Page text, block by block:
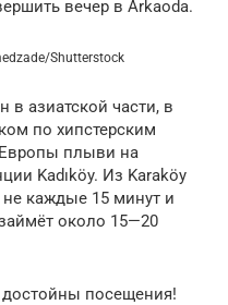
вечер в Arkaoda.
Shutterstock
в азиатской части, в
по хипстерским
плыви на
Kadıköy. Из Karaköy
каждые 15 минут и
около 15—20
посещения!